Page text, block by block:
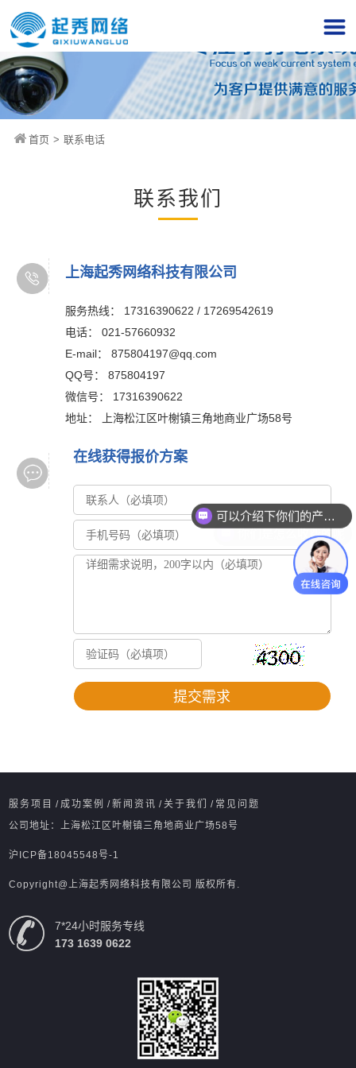
首页 > 联系电话
联系我们
上海起秀网络科技有限公司
服务热线： 17316390622 / 17269542619
电话： 021-57660932
E-mail： 875804197@qq.com
QQ号： 875804197
微信号： 17316390622
地址： 上海松江区叶榭镇三角地商业广场58号
在线获得报价方案
服务项目 / 成功案例 / 新闻资讯 / 关于我们 / 常见问题
公司地址：上海松江区叶榭镇三角地商业广场58号
沪ICP备18045548号-1
Copyright@上海起秀网络科技有限公司 版权所有.
7*24小时服务专线
173 1639 0622
你们是怎么收费的呢